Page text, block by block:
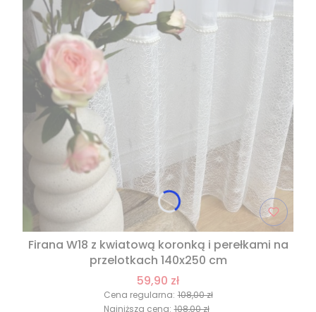
Firana W18 z kwiatową koronką i perełkami na
przelotkach 140x250 cm
59,90 zł
Cena regularna: 108,00 zł
Najniższa cena: 108,00 zł